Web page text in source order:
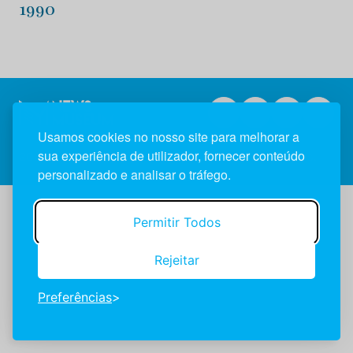
Usamos cookies no nosso site para melhorar a
sua experiência de utilizador, fornecer conteúdo
personalizado e analisar o tráfego.
Permitir Todos
Rejeitar
Preferências
1990
2026 NewsMuseum © Todos os direitos reservados.